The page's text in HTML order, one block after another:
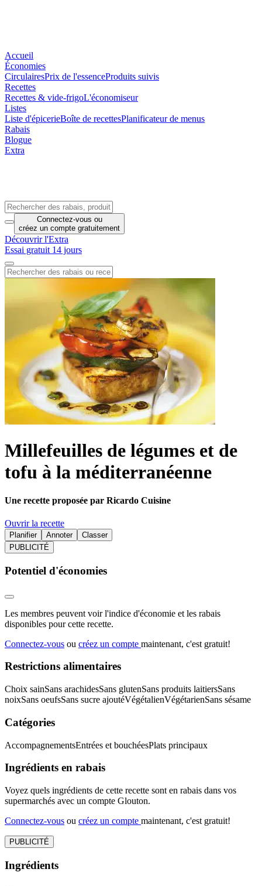
Accueil
Économies
CirculairesPrix de l'essenceProduits suivis
Recettes
Recettes & vide-frigoL'économiseur
Listes
Liste d'épicerieBoîte de recettesPlanificateur de menus
Rabais
Blogue
Extra
Connectez-vous ou
créez un compte gratuitement
Découvrir l'Extra
Essai gratuit 14 jours
Millefeuilles de légumes et de
tofu à la méditerranéenne
Une recette proposée par Ricardo Cuisine
Ouvrir la recette
Planifier Annoter
Classer
PUBLICITÉ
Potentiel d'économies
Les membres peuvent voir l'indice d'économie et les rabais
disponibles pour cette recette.
Connectez-vous ou créez un compte maintenant, c'est gratuit!
Restrictions alimentaires
Choix sainSans arachidesSans glutenSans produits laitiersSans
noixSans oeufsSans sucre ajoutéVégétalienVégétarienSans sésame
Catégories
AccompagnementsEntrées et bouchéesPlats principaux
Ingrédients en rabais
Voyez quels ingrédients de cette recette sont en rabais dans vos
supermarchés avec un compte Glouton.
Connectez-vous ou créez un compte maintenant, c'est gratuit!
PUBLICITÉ
Ingrédients